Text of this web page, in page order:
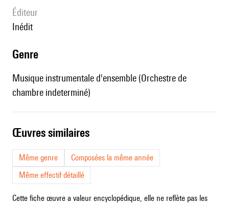
éditeur
Inédit
genre
Musique instrumentale d'ensemble (Orchestre de
chambre indeterminé)
œuvres similaires
Même genre
Composées la même année
Même effectif détaillé
Cette fiche œuvre a valeur encyclopédique, elle ne reflète pas les